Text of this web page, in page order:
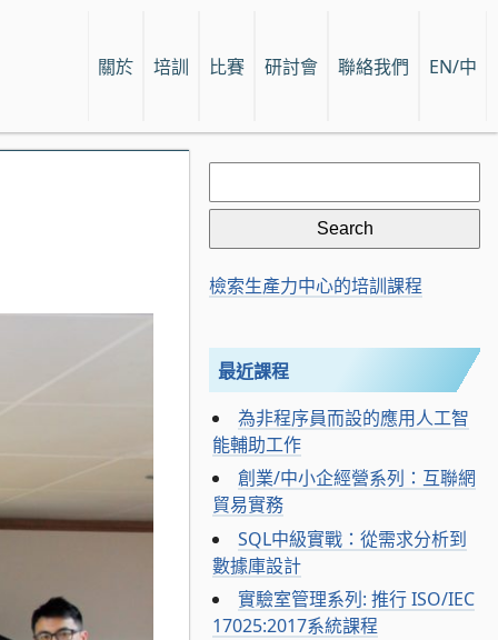
關於 培訓 比賽 研討會 聯絡我們 EN/中
Search
for:
檢索生產力中心的培訓課程
最近課程
為非程序員而設的應用人工智
能輔助工作
創業/中小企經營系列：互聯網
貿易實務
SQL中級實戰：從需求分析到
數據庫設計
實驗室管理系列: 推行 ISO/IEC
17025:2017系統課程